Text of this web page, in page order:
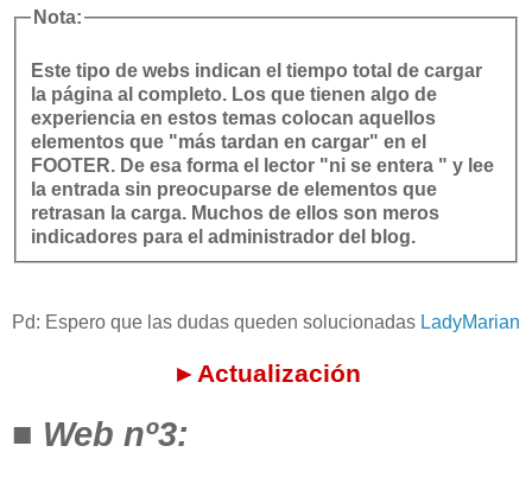
Nota:
Este tipo de webs indican el tiempo total de cargar
la página al completo. Los que tienen algo de
experiencia en estos temas colocan aquellos
elementos que "más tardan en cargar" en el
FOOTER. De esa forma el lector "ni se entera " y lee
la entrada sin preocuparse de elementos que
retrasan la carga. Muchos de ellos son meros
indicadores para el administrador del blog.
Pd: Espero que las dudas queden solucionadas LadyMarian
►Actualización
■ Web nº3: